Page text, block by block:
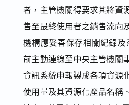
者，主管機關得要求其將資
售至最終使用者之銷售流向
機構應妥善保存相關紀錄及
前主動連線至中央主管機關
資訊系統申報製成各項資源
使用量及其資源化產品名稱